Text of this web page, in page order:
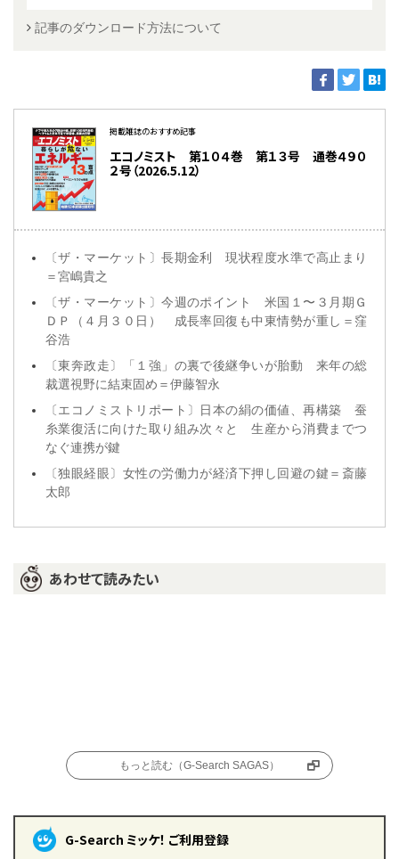
記事のダウンロード方法について
掲載雑誌のおすすめ記事
エコノミスト 第１０４巻 第１３号 通巻４９０
２号（2026.5.12）
〔ザ・マーケット〕長期金利 現状程度水準で高止まり
＝宮嶋貴之
〔ザ・マーケット〕今週のポイント 米国１〜３月期Ｇ
ＤＰ（４月３０日） 成長率回復も中東情勢が重し＝窪
谷浩
〔東奔政走〕「１強」の裏で後継争いが胎動 来年の総
裁選視野に結束固め＝伊藤智永
〔エコノミストリポート〕日本の絹の価値、再構築 蚕
糸業復活に向けた取り組み次々と 生産から消費までつ
なぐ連携が鍵
〔独眼経眼〕女性の労働力が経済下押し回避の鍵＝斎藤
太郎
あわせて読みたい
もっと読む（G-Search SAGAS）
G-Search ミッケ！ ご利用登録